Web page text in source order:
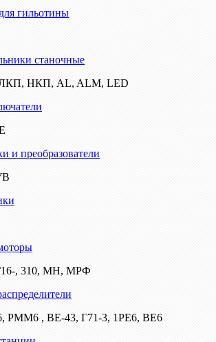
гильотины
станочные
НКП, AL, ALM, LED
и преобразователи
, 310, МН, МРФ
РММ6 , ВЕ-43, Г71-3, 1РЕ6, ВЕ6